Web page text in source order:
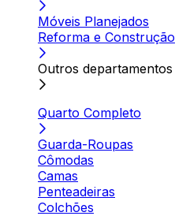
Móveis Planejados
Reforma e Construção
Outros departamentos
Quarto Completo
Guarda-Roupas
Cômodas
Camas
Penteadeiras
Colchões